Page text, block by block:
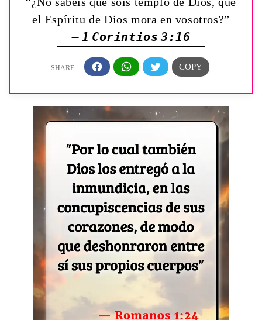
el Espíritu de Dios mora en vosotros?”
— 1 Corintios 3:16